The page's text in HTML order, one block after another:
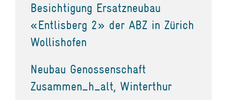
Besichtigung Ersatzneubau
«Entlisberg 2» der ABZ in Zürich
Wollishofen
Neubau Genossenschaft
Zusammen_h_alt, Winterthur